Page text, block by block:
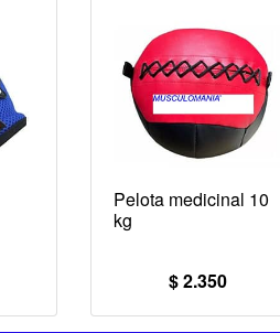
Pelota medicinal 10
kg
$ 2.350